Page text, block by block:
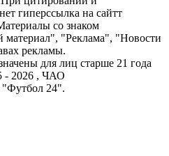
гиперссылка на сайтт
со знаком
материал", "Реклама", "Новости
рекламы.
для лиц старше 21 года
- 2026 , ЧАО
"Футбол 24".